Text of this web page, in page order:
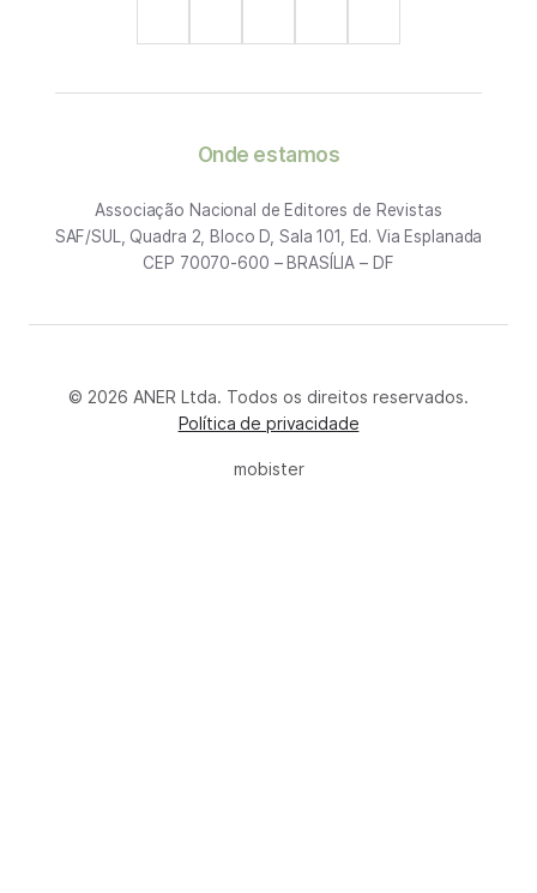
Onde estamos
Associação Nacional de Editores de Revistas
SAF/SUL, Quadra 2, Bloco D, Sala 101, Ed. Via Esplanada
CEP 70070-600 – BRASÍLIA – DF
© 2026 ANER Ltda. Todos os direitos reservados.
Política de privacidade
mobister